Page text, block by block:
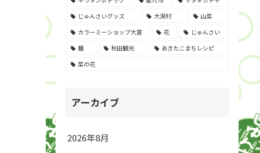
じゅんさいグッズ
大潟村
山菜
カラーミーショップ大賞
花
じゅんさい
麺
秋田観光
あきたこまちレシピ
菜の花
アーカイブ
2026年8月